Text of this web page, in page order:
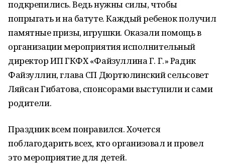
подкрепились. Ведь нужны силы, чтобы
попрыгать и на батуте. Каждый ребенок получил
памятные призы, игрушки. Оказали помощь в
организации мероприятия исполнительный
директор ИП ГКФХ «Файзуллина Г. Г.» Радик
Файзуллин, глава СП Дюртюлинский сельсовет
Ляйсан Гибатова, спонсорами выступили и сами
родители.
Праздник всем понравился. Хочется
поблагодарить всех, кто организовал и провел
это мероприятие для детей.